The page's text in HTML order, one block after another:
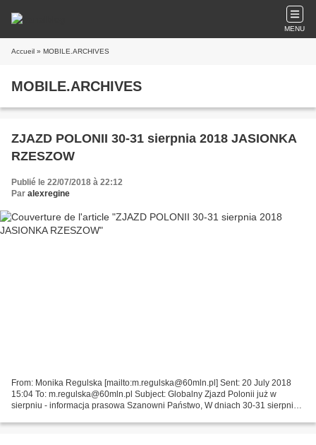
MENU
Accueil » MOBILE.ARCHIVES
MOBILE.ARCHIVES
ZJAZD POLONII 30-31 sierpnia 2018 JASIONKA
RZESZOW
Publié le 22/07/2018 à 22:12
Par alexregine
From: Monika Regulska [mailto:m.regulska@60mln.pl] Sent: 20 July 2018
15:04 To: m.regulska@60mln.pl Subject: Globalny Zjazd Polonii już w
sierpniu - informacja prasowa Szanowni Państwo, W dniach 30-31 sierpnia,